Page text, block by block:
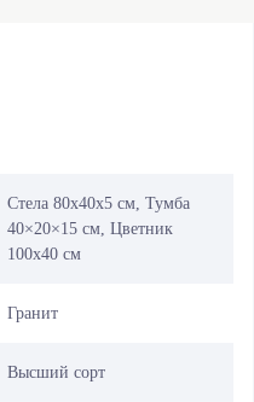
Стела 80х40х5 см, Тумба
40×20×15 см, Цветник
100х40 см
Гранит
Высший сорт